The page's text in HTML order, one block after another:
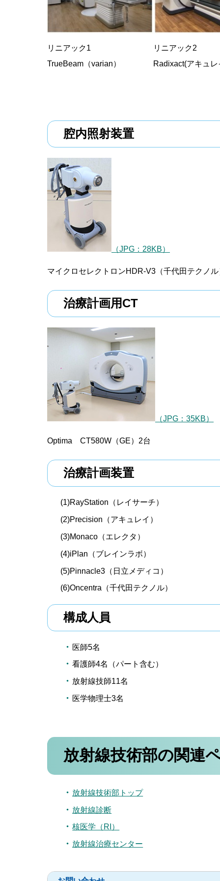
リニアック1
TrueBeam（varian）
リニア
Radixact(アキュレ
腔内照射装置
（JPG：28KB）
マイクロセレクトロンHDR-V3（千代田テクノル
治療計画用CT
（JPG：35KB）
Optima CT580W（GE）2台
治療計画装置
(1)RayStation（レイサーチ）
(2)Precision（アキュレイ）
(3)Monaco（エレクタ）
(4)iPlan（ブレインラボ）
(5)Pinnacle3（日立メディコ）
(6)Oncentra（千代田テクノル）
構成人員
医師5名
看護師4名（パート含む）
放射線技師11名
医学物理士3名
放射線技術部の関連
放射線技術部トップ
放射線診断
核医学（RI）
放射線治療センター